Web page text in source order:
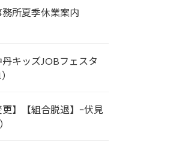
所夏季休業案内
キッズJOBフェスタ
】【組合脱退】ｰ伏見